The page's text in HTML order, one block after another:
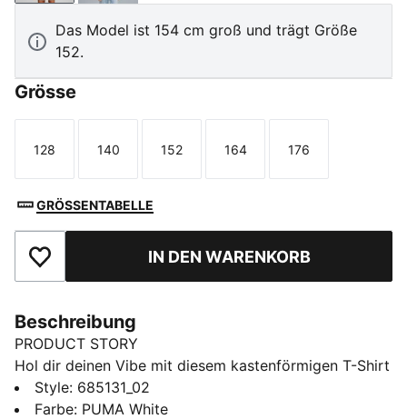
Das Model ist 154 cm groß und trägt Größe
152.
Grösse
Größe
128
Größe
140
Größe
152
Größe
164
Größe
176
GRÖSSENTABELLE
Zu Favoriten hinzufügenIN DEN WARENKORB
Beschreibung
PRODUCT STORY
Hol dir deinen Vibe mit diesem kastenförmigen T-Shirt
mit einem schicken No. 1 PUMA Logo und gerippten
Rundhalsausschnitt. Perfekt für jedes Abenteuer, ist es
Style: 685131_02
Farbe: PUMA White